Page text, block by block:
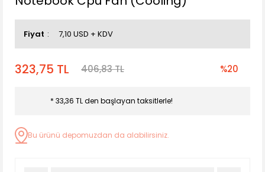
Fiyat 7,10 USD + KDV
323,75 TL 406,83 TL %20
* 33,36 TL den başlayan taksitlerle!
Bu ürünü depomuzdan da alabilirsiniz.